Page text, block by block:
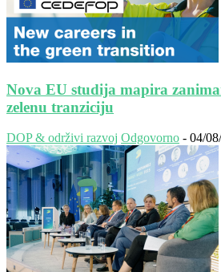
Nova EU studija mapira
zelenu tranziciju
DOP & održivi razvoj Odgovorno - 04/